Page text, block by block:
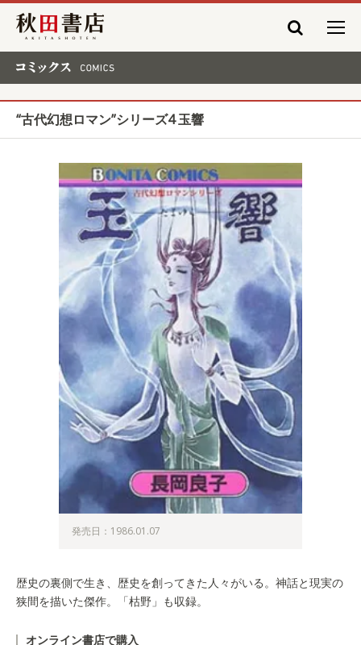
秋田書店
“古代幻想ロマン”シリーズ4 玉響
発売日：1986.01.07
歴史の裏側で生き、歴史を創ってきた人々がいる。神話と現実の
狭間を描いた傑作。「枯野」も収録。
オンライン書店で購入